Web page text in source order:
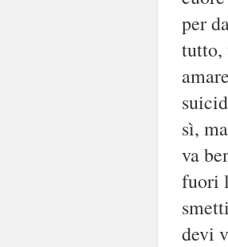
per
tutto,
sì,
va
fuori
devi